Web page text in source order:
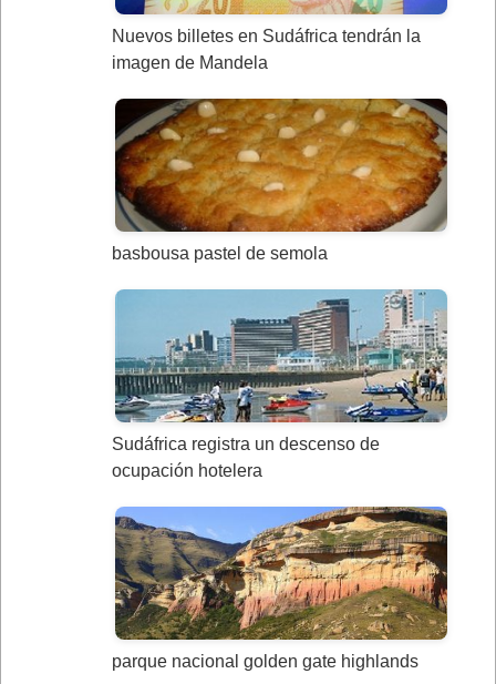
Nuevos billetes en Sudáfrica tendrán la
imagen de Mandela
basbousa pastel de semola
Sudáfrica registra un descenso de
ocupación hotelera
parque nacional golden gate highlands